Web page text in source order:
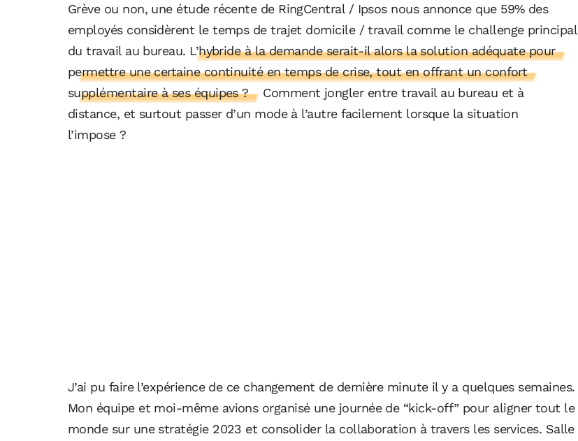
Grève ou non, une étude récente de RingCentral / Ipsos nous annonce que 59% des
employés considèrent le temps de trajet domicile / travail comme le challenge principal
du travail au bureau. L’hybride à la demande serait-il alors la solution adéquate pour
permettre une certaine continuité en temps de crise, tout en offrant un confort
supplémentaire à ses équipes ?
Comment jongler entre travail au bureau et à
distance, et surtout passer d’un mode à l’autre facilement lorsque la situation
l’impose ?
J’ai pu faire l’expérience de ce changement de dernière minute il y a quelques semaines.
Mon équipe et moi-même avions organisé une journée de “kick-off” pour aligner tout le
monde sur une stratégie 2023 et consolider la collaboration à travers les services. Salle